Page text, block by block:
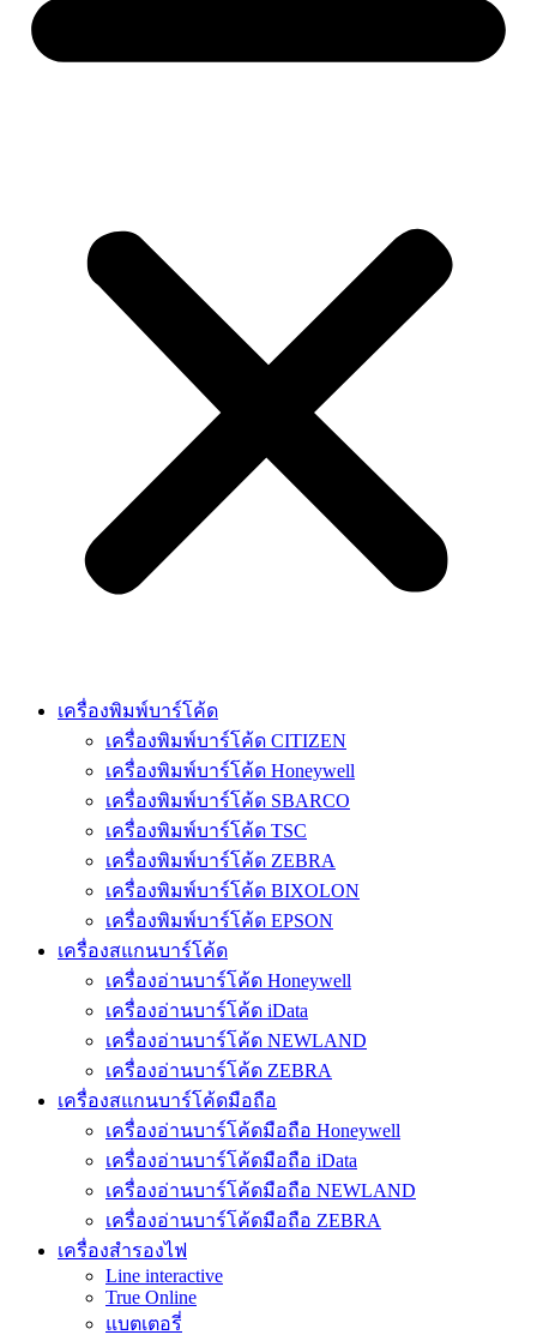
เครื่องพิมพ์บาร์โค้ด
เครื่องพิมพ์บาร์โค้ด CITIZEN
เครื่องพิมพ์บาร์โค้ด Honeywell
เครื่องพิมพ์บาร์โค้ด SBARCO
เครื่องพิมพ์บาร์โค้ด TSC
เครื่องพิมพ์บาร์โค้ด ZEBRA
เครื่องพิมพ์บาร์โค้ด BIXOLON
เครื่องพิมพ์บาร์โค้ด EPSON
เครื่องสแกนบาร์โค้ด
เครื่องอ่านบาร์โค้ด Honeywell
เครื่องอ่านบาร์โค้ด iData
เครื่องอ่านบาร์โค้ด NEWLAND
เครื่องอ่านบาร์โค้ด ZEBRA
เครื่องสแกนบาร์โค้ดมือถือ
เครื่องอ่านบาร์โค้ดมือถือ Honeywell
เครื่องอ่านบาร์โค้ดมือถือ iData
เครื่องอ่านบาร์โค้ดมือถือ NEWLAND
เครื่องอ่านบาร์โค้ดมือถือ ZEBRA
เครื่องสำรองไฟ
Line interactive
True Online
แบตเตอรี่